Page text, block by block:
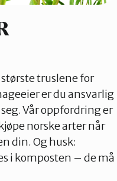
truslene for
er du ansvarlig
Vår oppfordring er
norske arter når
din. Og husk:
i komposten – de må